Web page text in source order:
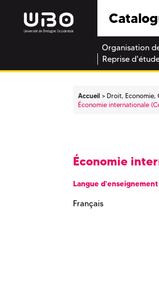
Organisation
Reprise
Accueil Droit, Economie,
Économie internationale
Économie
Langue d'enseignement
Français